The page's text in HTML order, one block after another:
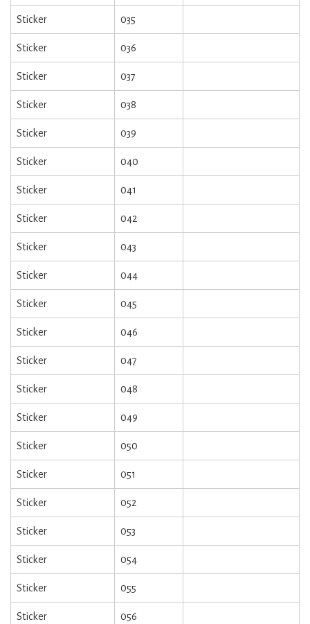
Sticker 035
Sticker 036
Sticker 037
Sticker 038
Sticker 039
Sticker 040
Sticker 041
Sticker 042
Sticker 043
Sticker 044
Sticker 045
Sticker 046
Sticker 047
Sticker 048
Sticker 049
Sticker 050
Sticker 051
Sticker 052
Sticker 053
Sticker 054
Sticker 055
Sticker 056